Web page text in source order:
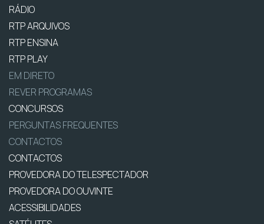
RÁDIO
RTP ARQUIVOS
RTP ENSINA
RTP PLAY
EM DIRETO
REVER PROGRAMAS
CONCURSOS
PERGUNTAS FREQUENTES
CONTACTOS
CONTACTOS
PROVEDORA DO TELESPECTADOR
PROVEDORA DO OUVINTE
ACESSIBILIDADES